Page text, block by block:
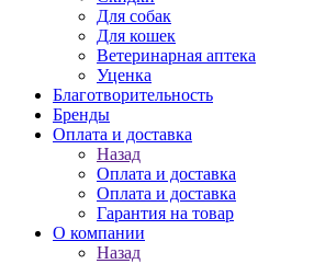
Для собак
Для кошек
Ветеринарная аптека
Уценка
Благотворительность
Бренды
Оплата и доставка
Назад
Оплата и доставка
Оплата и доставка
Гарантия на товар
О компании
Назад